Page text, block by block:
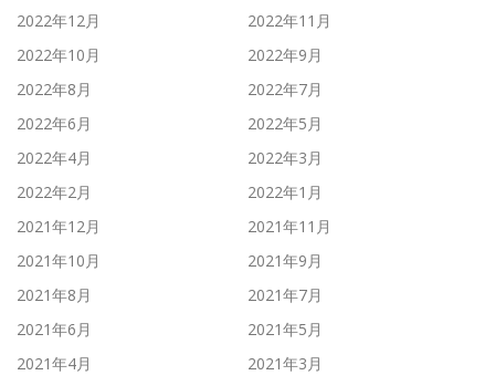
2022年12月
2022年11月
2022年10月
2022年9月
2022年8月
2022年7月
2022年6月
2022年5月
2022年4月
2022年3月
2022年2月
2022年1月
2021年12月
2021年11月
2021年10月
2021年9月
2021年8月
2021年7月
2021年6月
2021年5月
2021年4月
2021年3月